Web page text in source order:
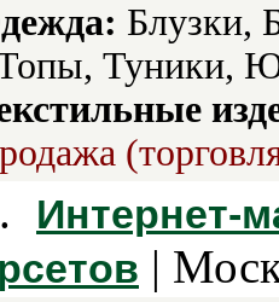
Блузки,
Туники,
Интернет-
|